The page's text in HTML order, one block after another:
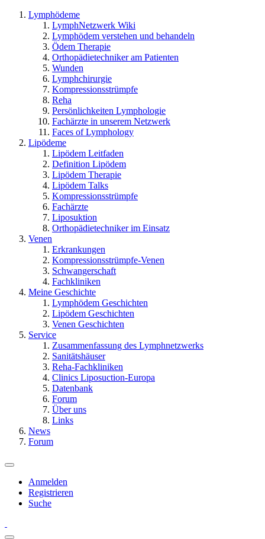
Lymphödeme
LymphNetzwerk Wiki
Lymphödem verstehen und behandeln
Ödem Therapie
Orthopädietechniker am Patienten
Wunden
Lymphchirurgie
Kompressionsstrümpfe
Reha
Persönlichkeiten Lymphologie
Fachärzte in unserem Netzwerk
Faces of Lymphology
Lipödeme
Lipödem Leitfaden
Definition Lipödem
Lipödem Therapie
Lipödem Talks
Kompressionsstrümpfe
Fachärzte
Liposuktion
Orthopädietechniker im Einsatz
Venen
Erkrankungen
Kompressionsstrümpfe-Venen
Schwangerschaft
Fachkliniken
Meine Geschichte
Lymphödem Geschichten
Lipödem Geschichten
Venen Geschichten
Service
Zusammenfassung des Lymphnetzwerks
Sanitätshäuser
Reha-Fachkliniken
Clinics Liposuction-Europa
Datenbank
Forum
Über uns
Links
News
Forum
Anmelden
Registrieren
Suche